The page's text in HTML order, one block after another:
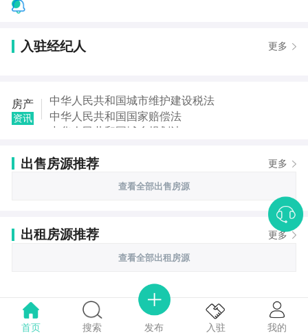
入驻经纪人 更多
房产
资讯
中华人民共和国城市维护建设税法
中华人民共和国国家赔偿法
中华人民共和国城乡规划法
中华人民共和国继承法
中华人民共和国城市房地产管理法
出售房源推荐 更多
查看全部出售房源
出租房源推荐 更多
查看全部出租房源
首页 搜索 发布 入驻 我的